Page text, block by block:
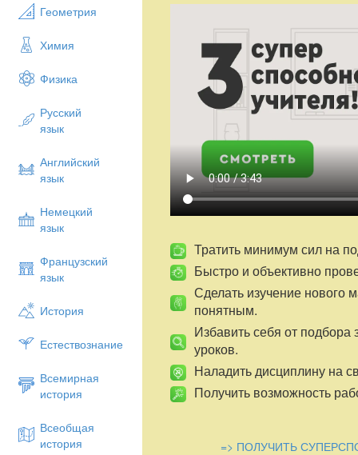
Геометрия
Химия
Физика
Русский
язык
Английский
язык
Немецкий
язык
Французский
язык
История
Естествознание
Всемирная
история
Всеобщая
история
4. Красота полуострова и
чилийскому поэту Пабло Неруде
Так какой же образ Крыма?
всех представлениях о полуострове –
чувства от прикосновения к его
природы, ощущение его «похожести»
Он всем давал творческую энергию
художникам, поэтам, врачам,
Неповторимый колорит крымской
Тратить минимум сил на
Быстро и объективно
Сделать изучение нового
понятным.
Избавить себя от подбора
уроков.
Наладить дисциплину на
Получить возможность
=> ПОЛУЧИТЬ